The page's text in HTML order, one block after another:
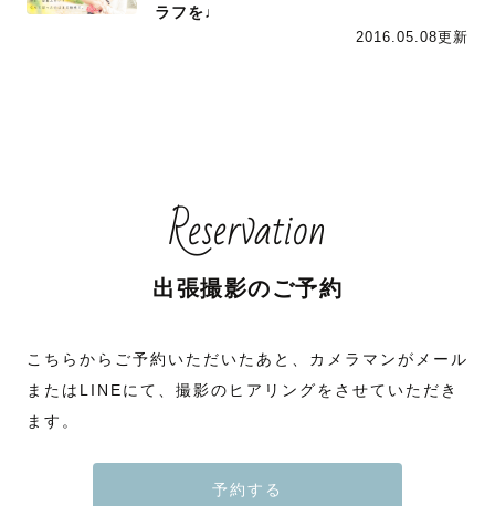
ラフを♩
2016.05.08更新
Reservation
出張撮影のご予約
こちらからご予約いただいたあと、カメラマンがメール
またはLINEにて、撮影のヒアリングをさせていただき
ます。
予約する